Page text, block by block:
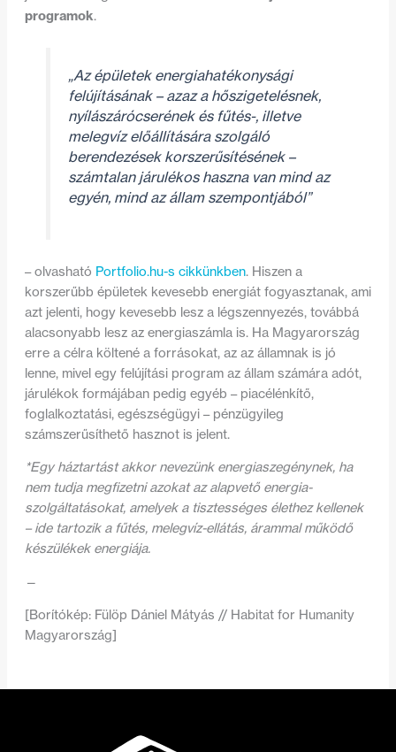
programok.
„Az épületek energiahatékonysági
felújításának – azaz a hőszigetelésnek,
nyílászárócserének és fűtés-, illetve
melegvíz előállítására szolgáló
berendezések korszerűsítésének –
számtalan járulékos haszna van mind az
egyén, mind az állam szempontjából”
– olvasható Portfolio.hu-s cikkünkben. Hiszen a
korszerűbb épületek kevesebb energiát fogyasztanak, ami
azt jelenti, hogy kevesebb lesz a légszennyezés, továbbá
alacsonyabb lesz az energiaszámla is. Ha Magyarország
erre a célra költené a forrásokat, az az államnak is jó
lenne, mivel egy felújítási program az állam számára adót,
járulékok formájában pedig egyéb – piacélénkítő,
foglalkoztatási, egészségügyi – pénzügyileg
számszerűsíthető hasznot is jelent.
*Egy háztartást akkor nevezünk energiaszegénynek, ha
nem tudja megfizetni azokat az alapvető energia-
szolgáltatásokat, amelyek a tisztességes élethez kellenek
– ide tartozik a fűtés, melegvíz-ellátás, árammal működő
készülékek energiája.
—
[Borítókép: Fülöp Dániel Mátyás // Habitat for Humanity
Magyarország]